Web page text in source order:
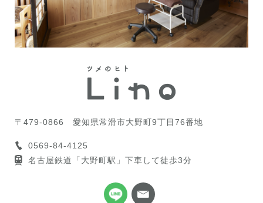
〒479-0866 愛知県常滑市大野町9丁目76番地
0569-84-4125
名古屋鉄道「大野町駅」下車して徒歩3分